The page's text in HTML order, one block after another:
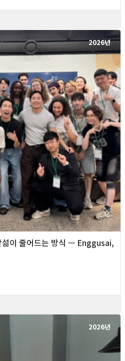
2026년
이 줄어드는 방식 — Enggusai,
2026년